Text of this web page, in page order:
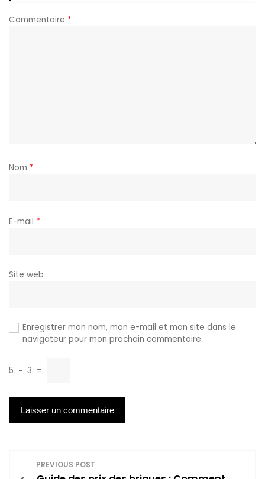
Commentaire *
Nom *
E-mail *
Site web
Enregistrer mon nom, mon e-mail et mon site dans le
navigateur pour mon prochain commentaire.
5 − 3 =
PREVIOUS POST